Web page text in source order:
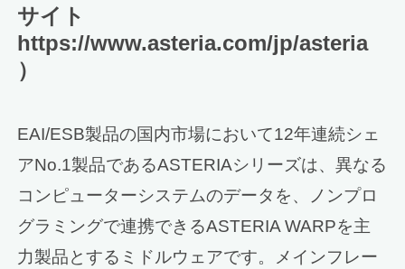
サイト
https://www.asteria.com/jp/asteria
）
EAI/ESB製品の国内市場において12年連続シェ
アNo.1製品であるASTERIAシリーズは、異なる
コンピューターシステムのデータを、ノンプロ
グラミングで連携できるASTERIA WARPを主
力製品とするミドルウェアです。メインフレー